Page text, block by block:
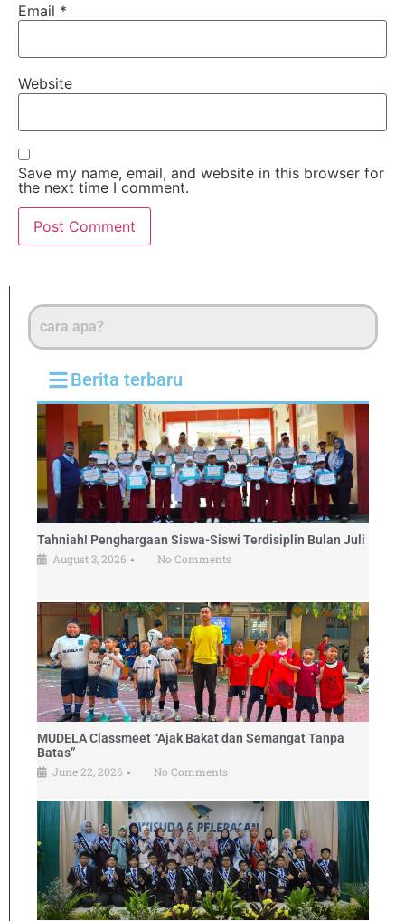
Email *
Website
Save my name, email, and website in this browser for
the next time I comment.
Berita terbaru
Tahniah! Penghargaan Siswa-Siswi Terdisiplin Bulan Juli
August 3, 2026 • No Comments
MUDELA Classmeet “Ajak Bakat dan Semangat Tanpa
Batas”
June 22, 2026 • No Comments